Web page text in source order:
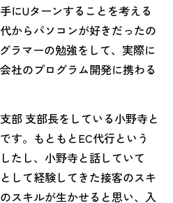
にUターンすることを考える
からパソコンが好きだったの
ラマーの勉強をして、実際に
社のプログラム開発に携わる
部 支部長をしている小野寺と
す。もともとEC代行という
たし、小野寺と話していて
して経験してきた接客のスキ
スキルが生かせると思い、入